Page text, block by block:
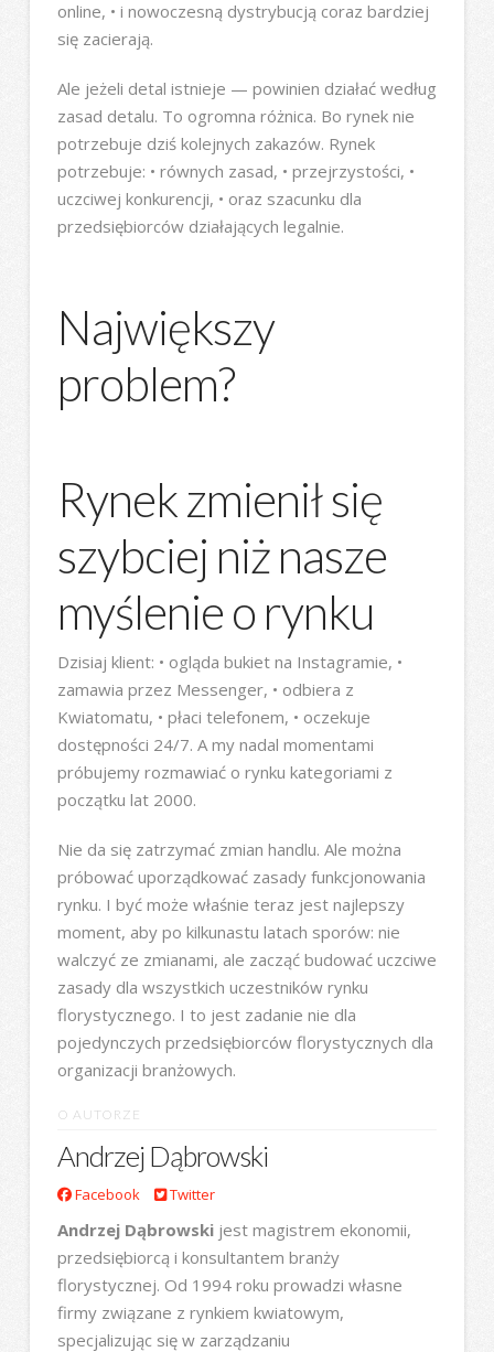
online, • i nowoczesną dystrybucją coraz bardziej
się zacierają.
Ale jeżeli detal istnieje — powinien działać według
zasad detalu. To ogromna różnica. Bo rynek nie
potrzebuje dziś kolejnych zakazów. Rynek
potrzebuje: • równych zasad, • przejrzystości, •
uczciwej konkurencji, • oraz szacunku dla
przedsiębiorców działających legalnie.
Największy
problem?
Rynek zmienił się
szybciej niż nasze
myślenie o rynku
Dzisiaj klient: • ogląda bukiet na Instagramie, •
zamawia przez Messenger, • odbiera z
Kwiatomatu, • płaci telefonem, • oczekuje
dostępności 24/7. A my nadal momentami
próbujemy rozmawiać o rynku kategoriami z
początku lat 2000.
Nie da się zatrzymać zmian handlu. Ale można
próbować uporządkować zasady funkcjonowania
rynku. I być może właśnie teraz jest najlepszy
moment, aby po kilkunastu latach sporów: nie
walczyć ze zmianami, ale zacząć budować uczciwe
zasady dla wszystkich uczestników rynku
florystycznego. I to jest zadanie nie dla
pojedynczych przedsiębiorców florystycznych dla
organizacji branżowych.
O AUTORZE
Andrzej Dąbrowski
Facebook Twitter
Andrzej Dąbrowskijest magistrem ekonomii,
przedsiębiorcą i konsultantem branży
florystycznej. Od 1994 roku prowadzi własne
firmy związane z rynkiem kwiatowym,
specjalizując się w zarządzaniu